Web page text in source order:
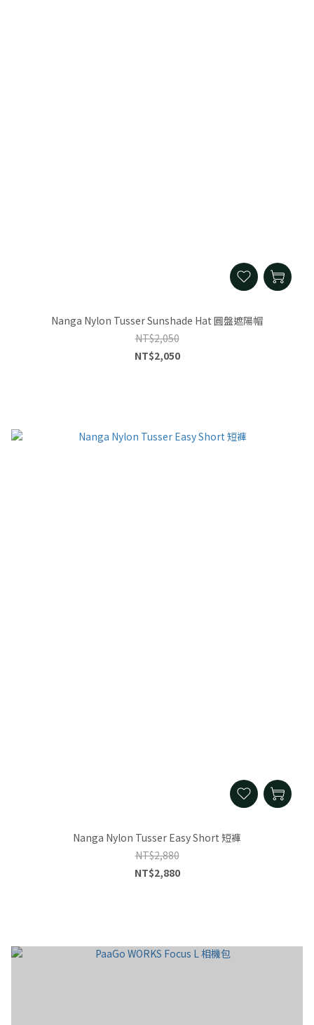
Nanga Nylon Tusser Sunshade Hat 圓盤遮陽帽
NT$2,050
NT$2,050
Nanga Nylon Tusser Easy Short 短褲
NT$2,880
NT$2,880